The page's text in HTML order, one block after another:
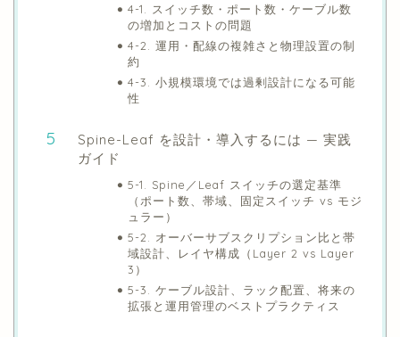
4-1. スイッチ数・ポート数・ケーブル数
の増加とコストの問題
4-2. 運用・配線の複雑さと物理設置の制
約
4-3. 小規模環境では過剰設計になる可能
性
Spine-Leaf を設計・導入するには — 実践
ガイド
5-1. Spine／Leaf スイッチの選定基準
（ポート数、帯域、固定スイッチ vs モジ
ュラー）
5-2. オーバーサブスクリプション比と帯
域設計、レイヤ構成（Layer 2 vs Layer
3）
5-3. ケーブル設計、ラック配置、将来の
拡張と運用管理のベストプラクティス